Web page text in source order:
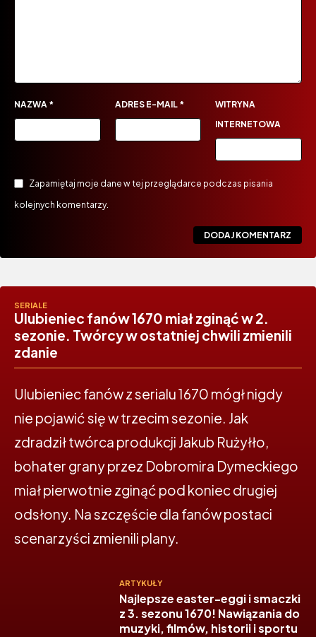
NAZWA * ADRES E-MAIL *
WITRYNA
INTERNETOWA
Zapamiętaj moje dane w tej przeglądarce podczas pisania
kolejnych komentarzy.
SERIALE
Ulubieniec fanów 1670 miał zginąć w 2.
sezonie. Twórcy w ostatniej chwili zmienili
zdanie
Ulubieniec fanów z serialu 1670 mógł nigdy
nie pojawić się w trzecim sezonie. Jak
zdradził twórca produkcji Jakub Rużyłło,
bohater grany przez Dobromira Dymeckiego
miał pierwotnie zginąć pod koniec drugiej
odsłony. Na szczęście dla fanów postaci
scenarzyści zmienili plany.
ARTYKUŁY
Najlepsze easter-eggi i smaczki
z 3. sezonu 1670! Nawiązania do
muzyki, filmów, historii i sportu